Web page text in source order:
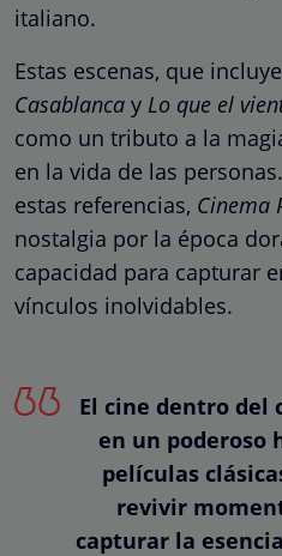
italiano.
Estas escenas, que
Casablanca y Lo que el
como un tributo a la
en la vida de las
estas referencias, Cinema
nostalgia por la época
capacidad para capturar
vínculos inolvidables.
El cine dentro del
en un poderoso
películas
revivir
capturar la